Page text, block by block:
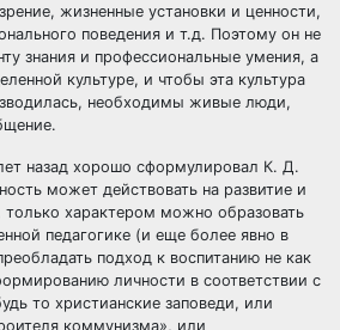
жизненные установки и ценности,
поведения и т.д. Поэтому он не
знания и профессиональные умения, а
культуре, и чтобы эта культура
необходимы живые люди,
назад хорошо сформулировал К. Д.
может действовать на развитие и
только характером можно образовать
педагогике (и еще более явно в
подход к воспитанию не как
личности в соответствии с
то христианские заповеди, или
коммунизма», или